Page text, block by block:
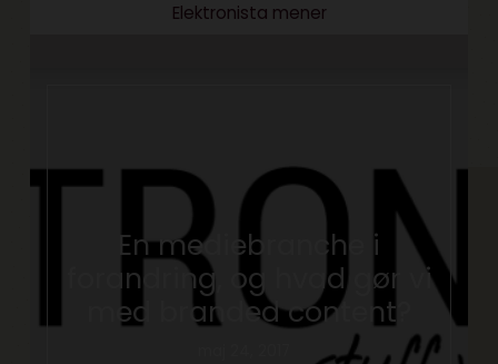
Elektronista mener
En mediebranche i
forandring, og hvad gør vi
med branded content?